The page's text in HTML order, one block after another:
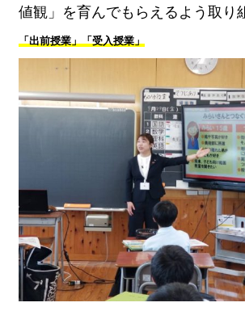
値観」を育んでもらえるよう取り
「出前授業」「受入授業」